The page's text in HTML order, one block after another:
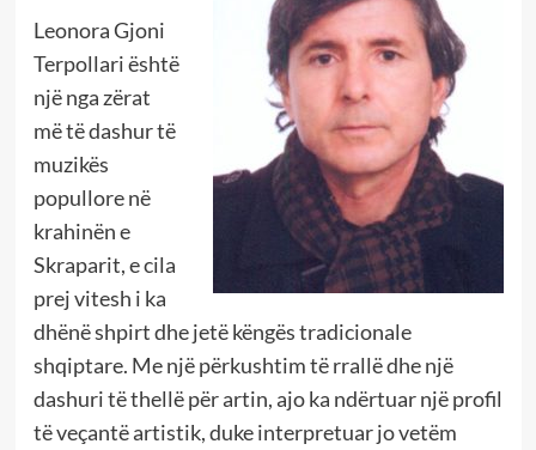
Leonora Gjoni
Terpollari është
një nga zërat
më të dashur të
muzikës
popullore në
krahinën e
Skraparit, e cila
prej vitesh i ka
dhënë shpirt dhe jetë këngës tradicionale
shqiptare. Me një përkushtim të rrallë dhe një
dashuri të thellë për artin, ajo ka ndërtuar një profil
të veçantë artistik, duke interpretuar jo vetëm